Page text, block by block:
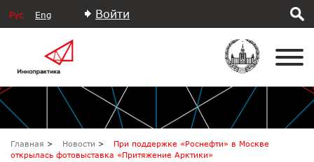
Рус Eng Войти
Главная Новости
При поддержке «Роснефти» в Москве
открылась фотовыставка «Притяжение Арктики»